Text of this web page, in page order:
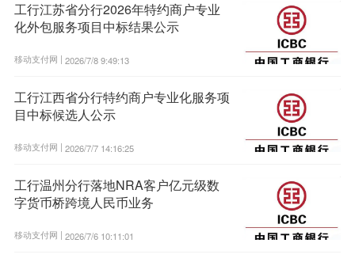
工行江苏省分行2026年特约商户专业
化外包服务项目中标结果公示
移动支付网 | 2026/7/8 9:49:13
工行江西省分行特约商户专业化服务项
目中标候选人公示
移动支付网 | 2026/7/7 14:16:25
工行温州分行落地NRA客户亿元级数
字货币桥跨境人民币业务
移动支付网 | 2026/7/6 10:11:01